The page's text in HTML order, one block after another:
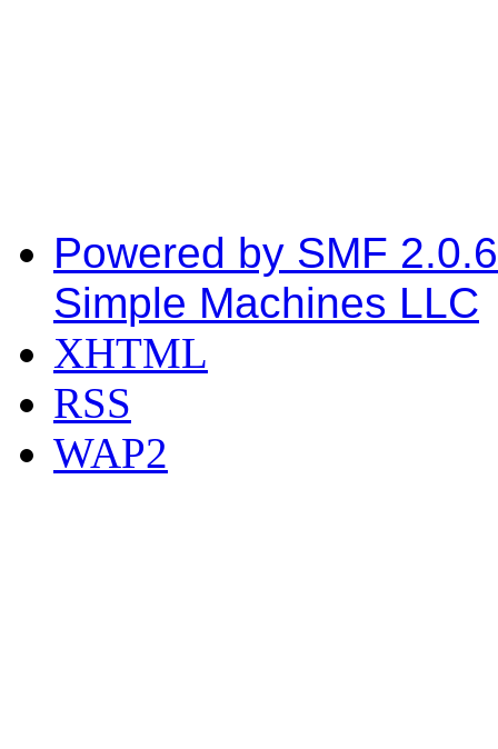
Powered by SMF 2.0.6
Simple Machines LLC
XHTML
RSS
WAP2